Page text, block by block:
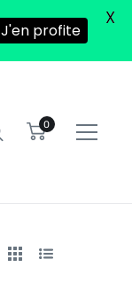
0
J'en profite
X